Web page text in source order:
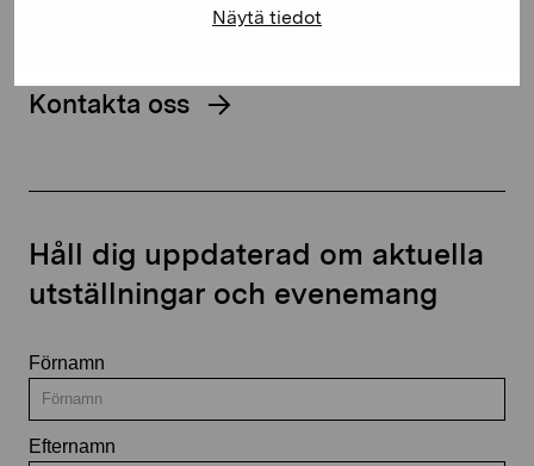
Näytä tiedot
Kontakta oss
Håll dig uppdaterad om aktuella
utställningar och evenemang
Förnamn
Efternamn